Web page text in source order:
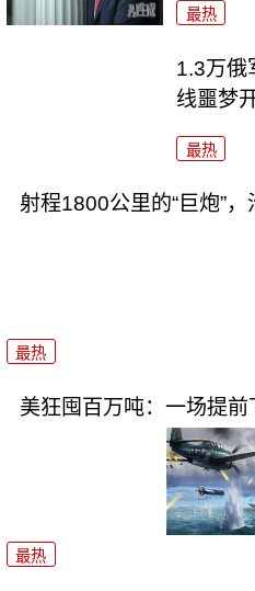
最热
1.3万俄
线噩梦
最热
射程1800公里的“巨炮”，
最热
美狂囤百万吨：一场提
最热